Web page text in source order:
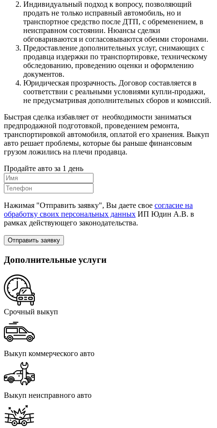
Индивидуальный подход к вопросу, позволяющий
продать не только исправный автомобиль, но и
транспортное средство после ДТП, с обременением, в
неисправном состоянии. Нюансы сделки
обговариваются и согласовываются обеими сторонами.
Предоставление дополнительных услуг, снимающих с
продавца издержки по транспортировке, техническому
обследованию, проведению оценки и оформлению
документов.
Юридическая прозрачность. Договор составляется в
соответствии с реальными условиями купли-продажи,
не предусматривая дополнительных сборов и комиссий.
Быстрая сделка избавляет от необходимости заниматься
предпродажной подготовкой, проведением ремонта,
транспортировкой автомобиля, оплатой его хранения. Выкуп
авто решает проблемы, которые бы раньше финансовым
грузом ложились на плечи продавца.
Продайте авто за 1 день
Нажимая "Отправить заявку", Вы даете свое согласие на
обработку своих персональных данных ИП Юдин А.В. в
рамках действующего законодательства.
Отправить заявку
Дополнительные услуги
Срочный выкуп
Выкуп коммерческого авто
Выкуп неисправного авто